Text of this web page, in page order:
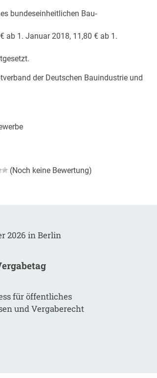
bundeseinheitlichen Bau-
ab 1. Januar 2018, 11,80 € ab 1.
der Deutschen Bauindustrie und
(Noch keine Bewertung)
2026 in Berlin
für öffentliches
und Vergaberecht